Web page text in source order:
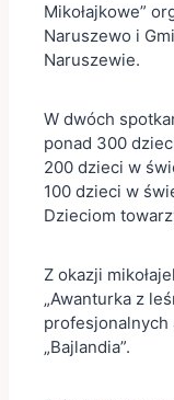
Mikołajkowe”
Naruszewo i
Naruszewie.
W dwóch
ponad 300
200 dzieci w
100 dzieci w
Dzieciom
Z okazji
„Awanturka z
„Bajlandia”.